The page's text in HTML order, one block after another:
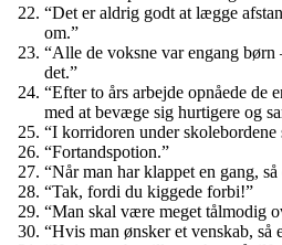
“Det er aldrig godt at lægge
om.”
“Alle de voksne var engang
det.”
“Efter to års arbejde opnåede de
med at bevæge sig hurtigere og
“I korridoren under
“Fortandspotion.”
“Når man har klappet en gang,
“Tak, fordi du kiggede forbi!”
“Man skal være meget tålmodig
“Hvis man ønsker et venskab,